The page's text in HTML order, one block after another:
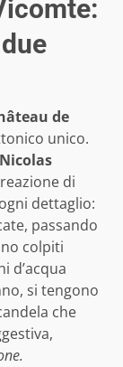
de
unico.
Nicolas
di
dettaglio:
passando
colpiti
d’acqua
si tengono
che